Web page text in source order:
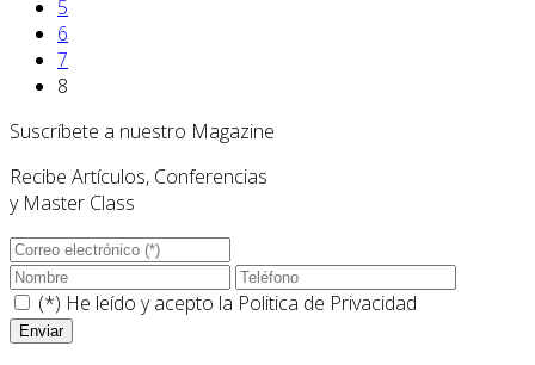
5
6
7
8
Suscríbete a nuestro Magazine
Recibe Artículos, Conferencias
y Master Class
(*) He leído y acepto la Politica de Privacidad